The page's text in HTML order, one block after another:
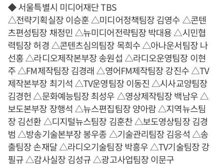
◆ 서울특별시 미디어재단 TBS
△전략기획실장 이승훈 △미디어정책팀장 김영수 △콘텐
츠편성팀장 채정민 △뉴미디어전략팀장 박대용 △시민협
력팀장 허경 △콘텐츠심의팀장 목희수 △아나운서팀장 나
선홍 △라디오제작본부장 송원섭 △라디오운영팀장 이현
주 △FM제작팀장 김경래 △영어FM제작팀장 강진수 △TV
제작본부장 최기석 △TV운영팀장 이동진 △시사교양팀장
김경헌 △문화예능팀장 최성우 △영상제작팀장 백남우 △
보도본부장 장행석 △뉴스편집팀장 양아람 △지역뉴스팀
장 김선환 △디지털뉴스팀장 김훈찬 △보도영상팀장 김경
범 △방송기술본부장 봉우종 △기술관리팀장 김응석 △송
출팀장 손재달 △라디오기술팀장 박흥우 △TV기술팀장 강
필규 △감사실장 김성규 △광고사업팀장 이문구